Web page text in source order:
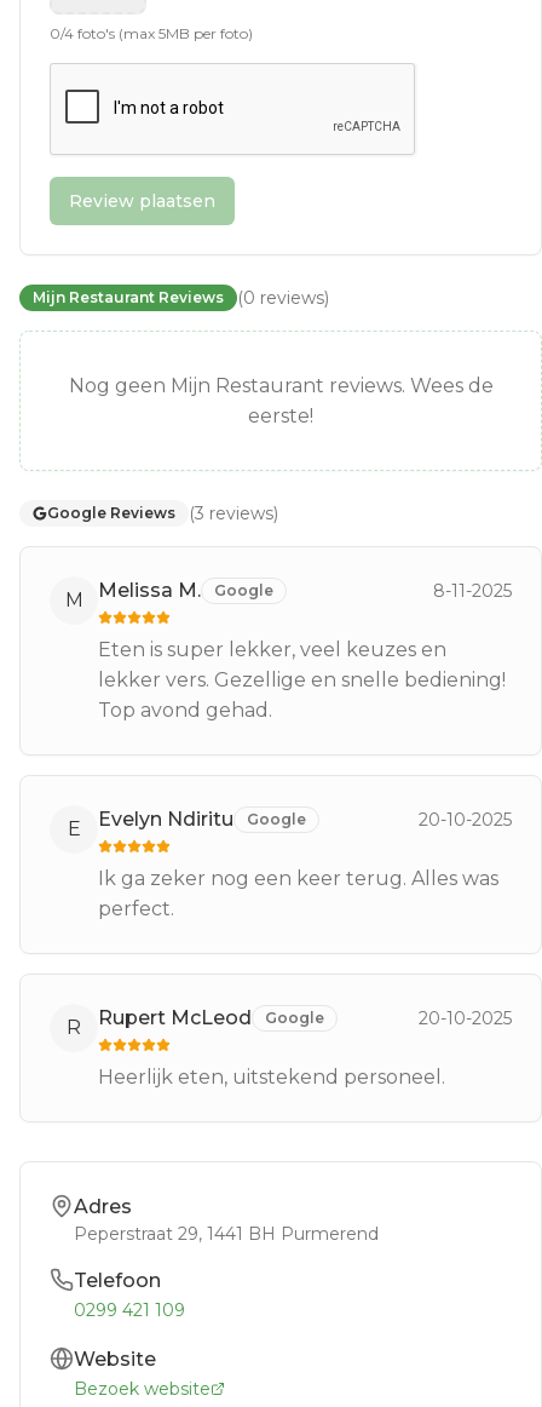
0/4 foto's (max 5MB per foto)
Review plaatsen
Mijn Restaurant Reviews (0 reviews)
Nog geen Mijn Restaurant reviews. Wees de
eerste!
Google Reviews (3 reviews)
M Melissa M. Google 8-11-2025
Eten is super lekker, veel keuzes en
lekker vers. Gezellige en snelle bediening!
Top avond gehad.
E Evelyn Ndiritu Google 20-10-2025
Ik ga zeker nog een keer terug. Alles was
perfect.
R Rupert McLeod Google 20-10-2025
Heerlijk eten, uitstekend personeel.
Adres
Peperstraat 29, 1441 BH Purmerend
Telefoon
0299 421 109
Website
Bezoek website